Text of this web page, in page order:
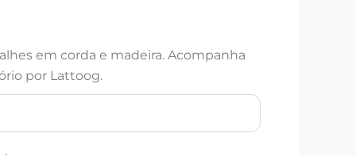
em corda e madeira. Acompanha
por Lattoog.